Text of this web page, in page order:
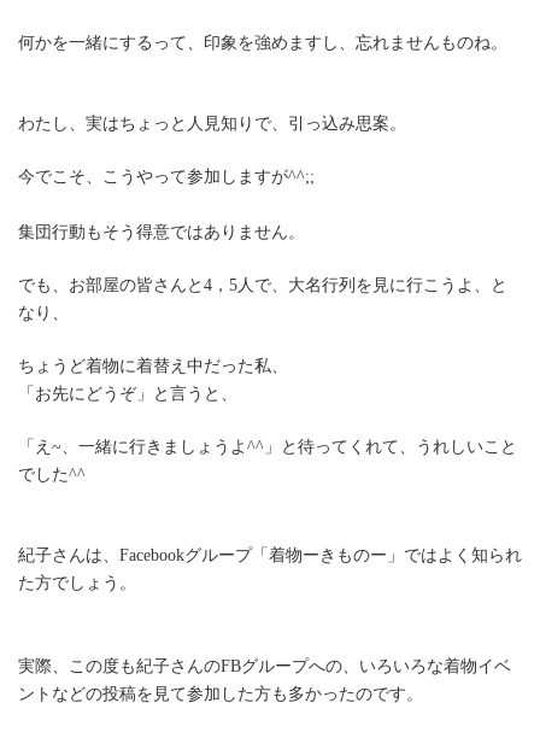
何かを一緒にするって、印象を強めますし、忘れませんものね。
わたし、実はちょっと人見知りで、引っ込み思案。
今でこそ、こうやって参加しますが^^;;
集団行動もそう得意ではありません。
でも、お部屋の皆さんと4，5人で、大名行列を見に行こうよ、と
なり、
ちょうど着物に着替え中だった私、
「お先にどうぞ」と言うと、
「え~、一緒に行きましょうよ^^」と待ってくれて、うれしいこと
でした^^
紀子さんは、Facebookグループ「着物ーきものー」ではよく知られ
た方でしょう。
実際、この度も紀子さんのFBグループへの、いろいろな着物イベ
ントなどの投稿を見て参加した方も多かったのです。